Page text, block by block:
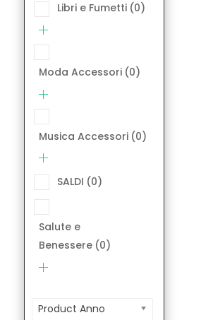
Libri e Fumetti (0)
Moda Accessori (0)
Musica Accessori (0)
SALDI (0)
Salute e
Benessere (0)
Product Anno